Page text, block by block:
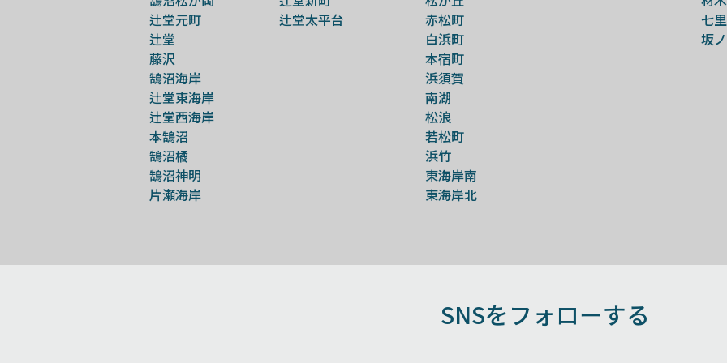
辻堂元町
辻堂
藤沢
鵠沼海岸
辻堂東海岸
辻堂西海岸
本鵠沼
鵠沼橘
鵠沼神明
片瀬海岸
辻堂太平台
赤松町
白浜町
本宿町
浜須賀
南湖
松浪
若松町
浜竹
東海岸南
東海岸北
七
坂
SNSをフォローする